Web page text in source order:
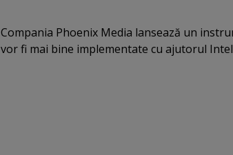
Compania Phoenix Media lansează un
vor fi mai bine implementate cu ajutorul